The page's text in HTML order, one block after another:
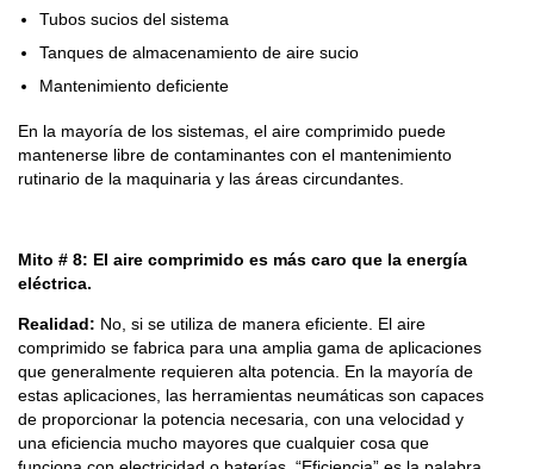
Tubos sucios del sistema
Tanques de almacenamiento de aire sucio
Mantenimiento deficiente
En la mayoría de los sistemas, el aire comprimido puede
mantenerse libre de contaminantes con el mantenimiento
rutinario de la maquinaria y las áreas circundantes.
Mito # 8: El aire comprimido es más caro que la energía
eléctrica.
Realidad: No, si se utiliza de manera eficiente. El aire
comprimido se fabrica para una amplia gama de aplicaciones
que generalmente requieren alta potencia. En la mayoría de
estas aplicaciones, las herramientas neumáticas son capaces
de proporcionar la potencia necesaria, con una velocidad y
una eficiencia mucho mayores que cualquier cosa que